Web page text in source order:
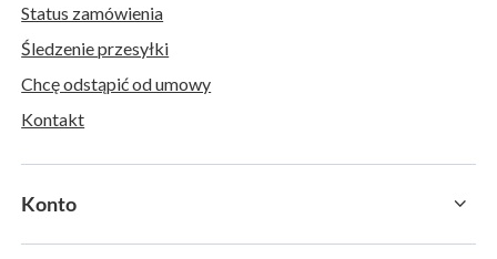
Status zamówienia
Śledzenie przesyłki
Chcę odstąpić od umowy
Kontakt
Konto